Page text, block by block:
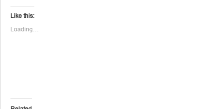
(Opens
in
new
Like this:
Loading…